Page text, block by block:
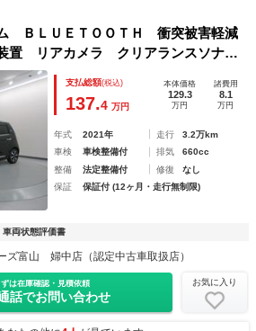
ＢＬＵＥＴＯＯＴＨ 衝突被害軽減
置 リアカメラ クリアランスソナ
Ｄヘッドライト ドラレコ 前席シ
エアバック ＡＡＣ
支払総額(税込)
137.4 万円
本体価格
129.3
万円
諸費用
8.1
万円
年式 2021年 走行
3.2万km
車検
車検整備付 排気
660cc
整備
法定整備付 修復
なし
保証
保証付 (12ヶ月・走行無制限)
車両状態評価書
ズ富山 婦中店（認定中古車取扱店）
ずは在庫確認・見積依頼
話でお問い合わせ
お気に入り